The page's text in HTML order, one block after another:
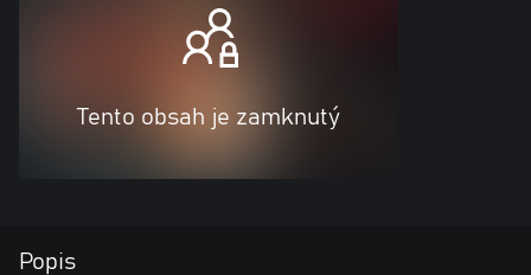
Tento obsah je zamknutý
Popis